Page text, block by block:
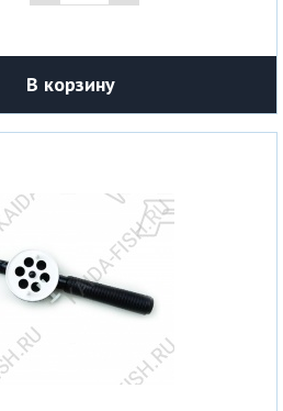
В корзину